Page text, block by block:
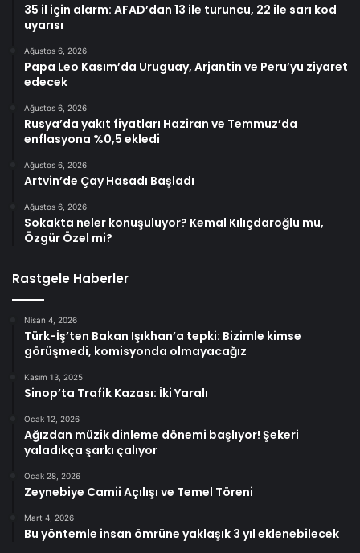
35 il için alarm: AFAD’dan 13 ile turuncu, 22 ile sarı kod
uyarısı
Ağustos 6, 2026
Papa Leo Kasım’da Uruguay, Arjantin ve Peru’yu ziyaret
edecek
Ağustos 6, 2026
Rusya’da yakıt fiyatları Haziran ve Temmuz’da
enflasyona %0,5 ekledi
Ağustos 6, 2026
Artvin’de Çay Hasadı Başladı
Ağustos 6, 2026
Sokakta neler konuşuluyor? Kemal Kılıçdaroğlu mu,
Özgür Özel mi?
Rastgele Haberler
Nisan 4, 2026
Türk-İş’ten Bakan Işıkhan’a tepki: Bizimle kimse
görüşmedi, komisyonda olmayacağız
Kasım 13, 2025
Sinop’ta Trafik Kazası: İki Yaralı
Ocak 12, 2026
Ağızdan müzik dinleme dönemi başlıyor! Şekeri
yaladıkça şarkı çalıyor
Ocak 28, 2026
Zeynebiye Camii Açılışı ve Temel Töreni
Mart 4, 2026
Bu yöntemle insan ömrüne yaklaşık 3 yıl eklenebilecek